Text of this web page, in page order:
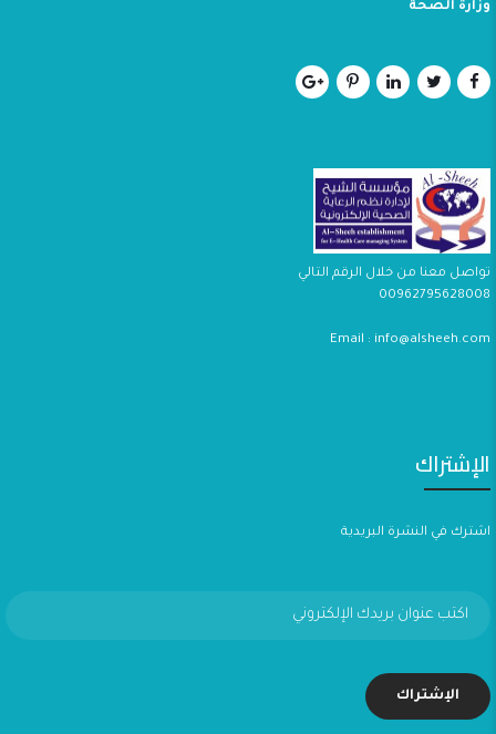
وزارة الصحة
تواصل معنا من خلال الرقم التالي
00962795628008
Email : info@alsheeh.com
الإشتراك
اشترك في النشرة البريدية